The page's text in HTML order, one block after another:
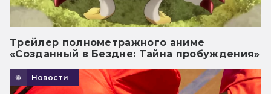
Трейлер полнометражного аниме
«Созданный в Бездне: Тайна пробуждения»
Новости